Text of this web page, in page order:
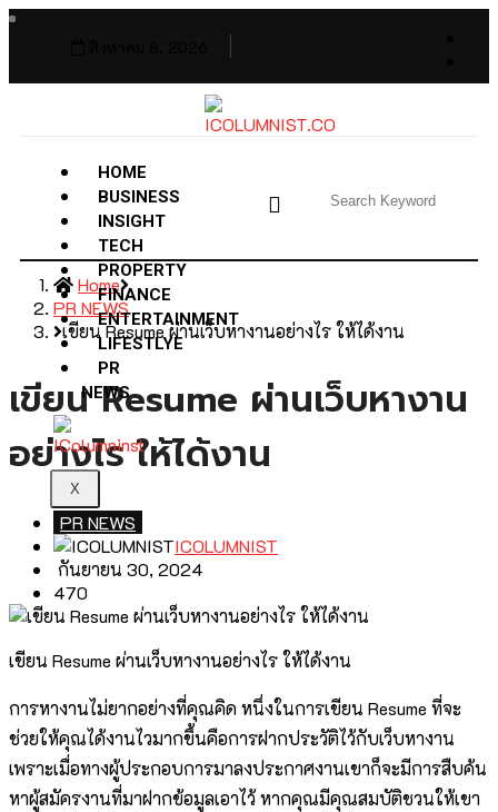
HOME
BUSINESS
INSIGHT
TECH
PROPERTY
FINANCE
ENTERTAINMENT
LIFESTLYE
PR
NEWS
X
Home
PR NEWS
เขียน Resume ผ่านเว็บหางานอย่างไร ให้ได้งาน
เขียน Resume ผ่านเว็บหางาน
อย่างไร ให้ได้งาน
PR NEWS
ICOLUMNIST
กันยายน 30, 2024
470
เขียน Resume ผ่านเว็บหางานอย่างไร ให้ได้งาน
การหางานไม่ยากอย่างที่คุณคิด หนึ่งในการเขียน Resume ที่จะ
ช่วยให้คุณได้งานไวมากขึ้นคือการฝากประวัติไว้กับเว็บหางาน
เพราะเมื่อทางผู้ประกอบการมาลงประกาศงานเขาก็จะมีการสืบค้น
หาผู้สมัครงานที่มาฝากข้อมูลเอาไว้ หากคุณมีคุณสมบัติชวนให้เขา